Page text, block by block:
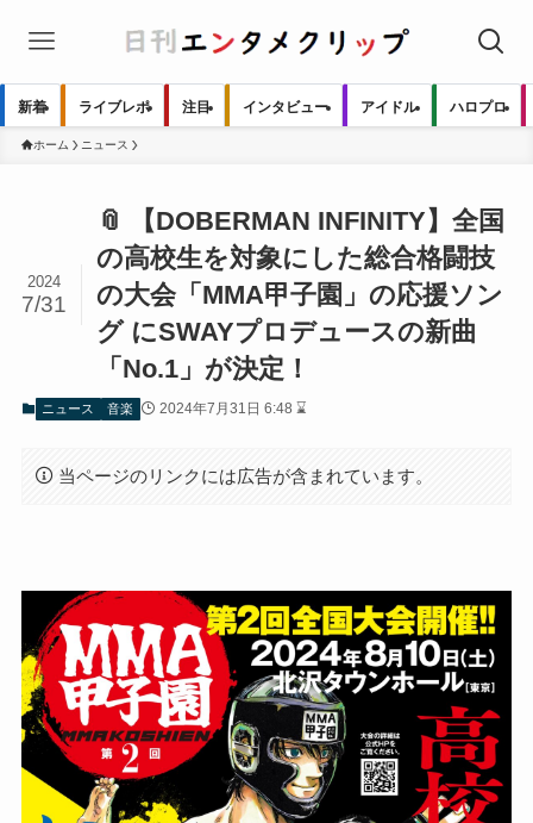
新着 ライブレポ 注目 インタビュー アイドル ハロプロ
ホーム ニュース
📎 【DOBERMAN INFINITY】全国
の高校生を対象にした総合格闘技
の大会「MMA甲子園」の応援ソン
グ にSWAYプロデュースの新曲
「No.1」が決定！
2024
7/31
ニュース 音楽 2024年7月31日 6:48 ⌛
当ページのリンクには広告が含まれています。